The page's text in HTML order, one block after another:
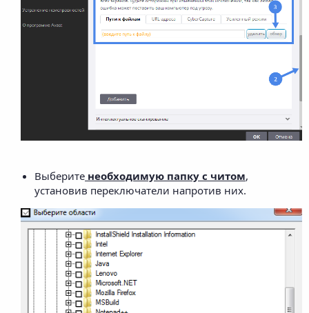
Выберите необходимую папку с читом,
установив переключатели напротив них.